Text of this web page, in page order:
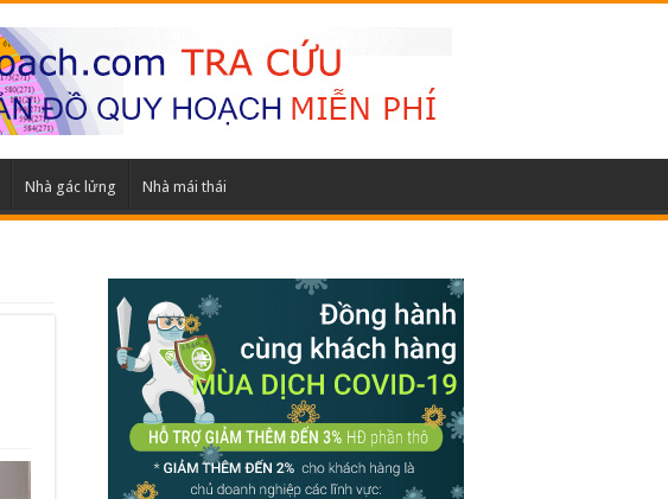
Nhà gác lửng Nhà mái thái